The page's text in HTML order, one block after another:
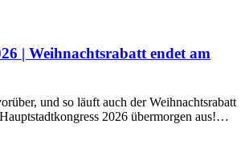
| Weihnachtsrabatt endet am
und so läuft auch der Weihnachtsrabatt
2026 übermorgen aus!…